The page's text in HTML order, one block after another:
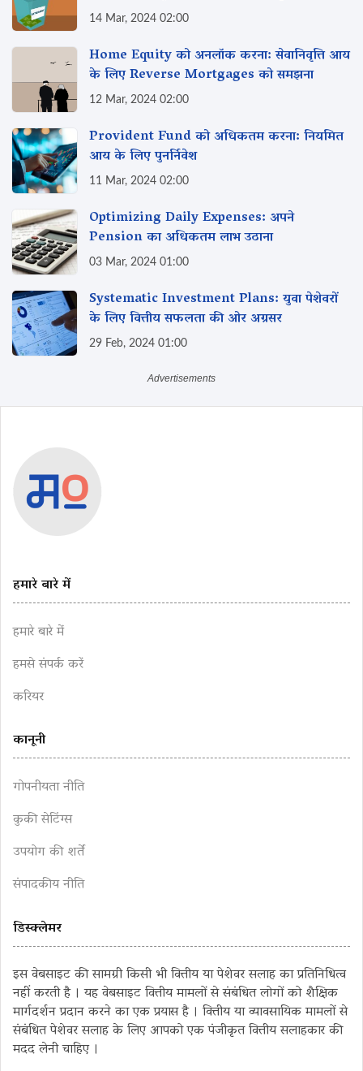
14 Mar, 2024 02:00
Home Equity को अनलॉक करना: सेवानिवृत्ति आय
के लिए Reverse Mortgages को समझना
12 Mar, 2024 02:00
Provident Fund को अधिकतम करना: नियमित
आय के लिए पुनर्निवेश
11 Mar, 2024 02:00
Optimizing Daily Expenses: अपने
Pension का अधिकतम लाभ उठाना
03 Mar, 2024 01:00
Systematic Investment Plans: युवा पेशेवरों
के लिए वित्तीय सफलता की ओर अग्रसर
29 Feb, 2024 01:00
हमारे बारे में
हमारे बारे में
हमसे संपर्क करें
करियर
कानूनी
गोपनीयता नीति
कुकी सेटिंग्स
उपयोग की शर्तें
संपादकीय नीति
डिस्क्लेमर
इस वेबसाइट की सामग्री किसी भी वित्तीय या पेशेवर सलाह का प्रतिनिधित्व
नहीं करती है । यह वेबसाइट वित्तीय मामलों से संबंधित लोगों को शैक्षिक
मार्गदर्शन प्रदान करने का एक प्रयास है । वित्तीय या व्यावसायिक मामलों से
संबंधित पेशेवर सलाह के लिए आपको एक पंजीकृत वित्तीय सलाहकार की
मदद लेनी चाहिए ।